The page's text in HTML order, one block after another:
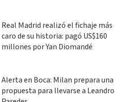
Real Madrid realizó el fichaje más
caro de su historia: pagó US$160
millones por Yan Diomandé
Alerta en Boca: Milan prepara una
propuesta para llevarse a Leandro